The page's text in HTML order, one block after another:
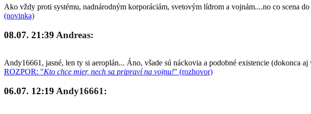
Ako vždy proti systému, nadnárodným korporáciám, svetovým lídrom a vojnám....no co scena do
(novinka)
08.07. 21:39 Andreas:
Andy16661, jasné, len ty si aeroplán... Áno, všade sú náckovia a podobné existencie (dokonca
ROZPOR: "Kto chce mier, nech sa pripraví na vojnu!" (rozhovor)
06.07. 12:19 Andy16661: